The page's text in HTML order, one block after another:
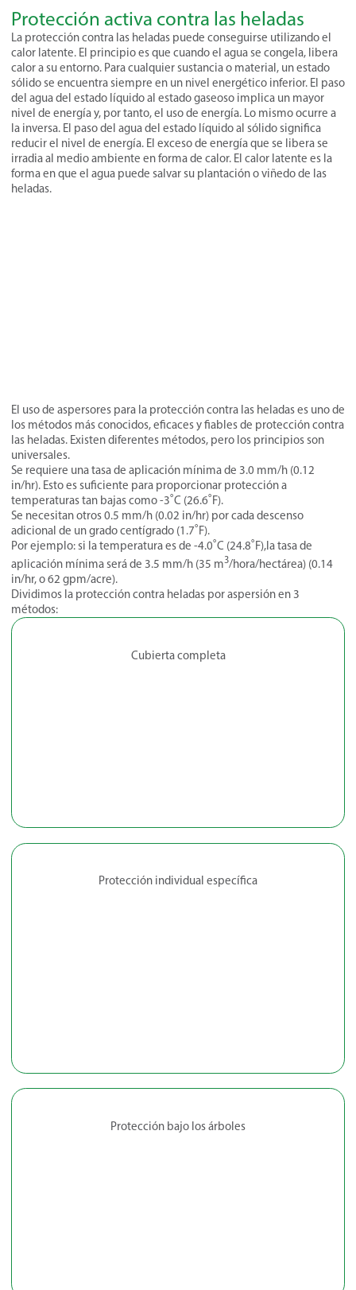
Protección activa contra las heladas
La protección contra las heladas puede conseguirse utilizando el
calor latente. El principio es que cuando el agua se congela, libera
calor a su entorno. Para cualquier sustancia o material, un estado
sólido se encuentra siempre en un nivel energético inferior. El paso
del agua del estado líquido al estado gaseoso implica un mayor
nivel de energía y, por tanto, el uso de energía. Lo mismo ocurre a
la inversa. El paso del agua del estado líquido al sólido significa
reducir el nivel de energía. El exceso de energía que se libera se
irradia al medio ambiente en forma de calor. El calor latente es la
forma en que el agua puede salvar su plantación o viñedo de las
heladas.
El uso de aspersores para la protección contra las heladas es uno de
los métodos más conocidos, eficaces y fiables de protección contra
las heladas. Existen diferentes métodos, pero los principios son
universales.
Se requiere una tasa de aplicación mínima de 3.0 mm/h (0.12
in/hr). Esto es suficiente para proporcionar protección a
temperaturas tan bajas como -3˚C (26.6˚F).
Se necesitan otros 0.5 mm/h (0.02 in/hr) por cada descenso
adicional de un grado centígrado (1.7˚F).
Por ejemplo: si la temperatura es de -4.0˚C (24.8˚F),la tasa de
aplicación mínima será de 3.5 mm/h (35 m3/hora/hectárea) (0.14
in/hr, o 62 gpm/acre).
Dividimos la protección contra heladas por aspersión en 3
métodos:
Cubierta completa
Protección individual específica
Protección bajo los árboles